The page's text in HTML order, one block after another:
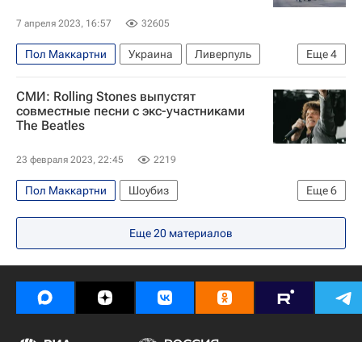
7 апреля 2023, 16:57 32605
Еще4
Пол Маккартни Украина
Ливерпуль
The Beatles
Джордж Харрисон
Ринго Старр (Ричард Старки)
СМИ: Rolling Stones выпустят
совместные песни с экс-участниками
The Beatles
23 февраля 2023, 22:45 2219
Еще6
Пол Маккартни
Шоубиз
Ринго Старр (Ричард Старки)
The Beatles
Мик Джаггер
Музыка
звезды
Еще20 материалов